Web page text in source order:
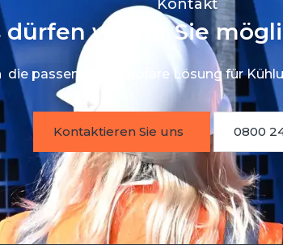
Kontakt
dürfen wir für Sie
die passende temporäre Lösung für
Kontaktieren Sie uns 0800